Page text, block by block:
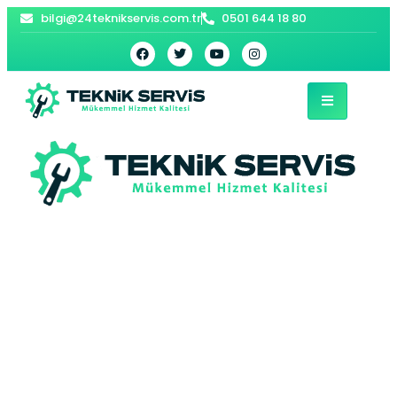
bilgi@24teknikservis.com.tr 0501 644 18 80